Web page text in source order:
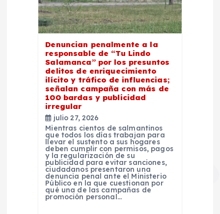
Denuncian penalmente a la
responsable de “Tu Lindo
Salamanca” por los presuntos
delitos de enriquecimiento
ilícito y tráfico de influencias;
señalan campaña con más de
100 bardas y publicidad
irregular
julio 27, 2026
Mientras cientos de salmantinos
que todos los días trabajan para
llevar el sustento a sus hogares
deben cumplir con permisos, pagos
y la regularización de su
publicidad para evitar sanciones,
ciudadanos presentaron una
denuncia penal ante el Ministerio
Público en la que cuestionan por
qué una de las campañas de
promoción personal…